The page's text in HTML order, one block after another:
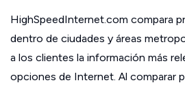
HighSpeedInternet.com compara
dentro de ciudades y áreas
a los clientes la información más
opciones de Internet. Al comparar